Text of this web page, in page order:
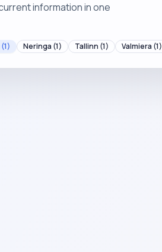
information in one
(1) Neringa (1) Tallinn (1) Valmiera (1)